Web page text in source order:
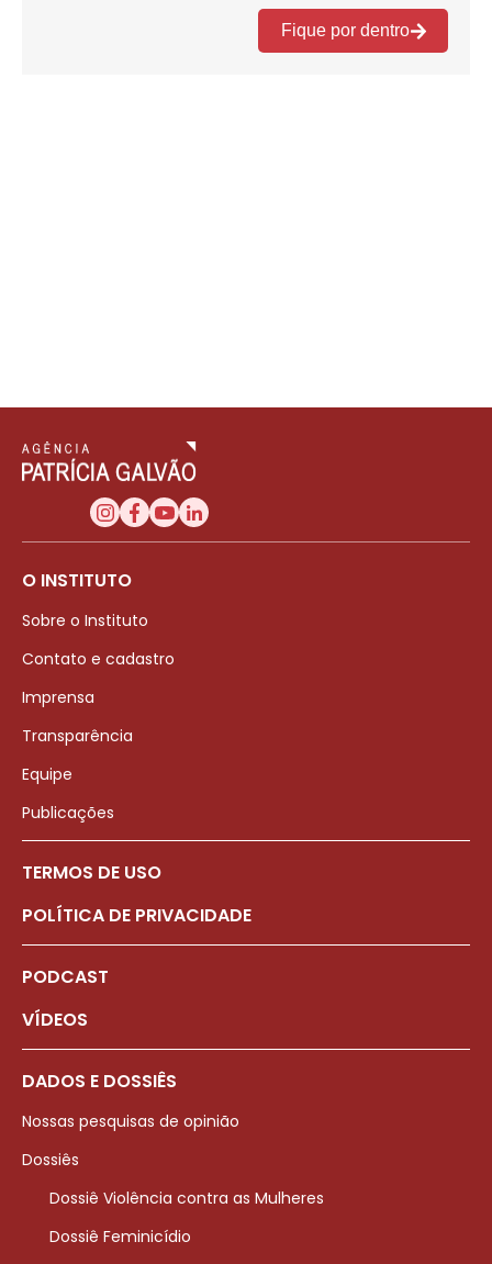
O INSTITUTO
Sobre o Instituto
Contato e cadastro
Imprensa
Transparência
Equipe
Publicações
TERMOS DE USO
POLÍTICA DE PRIVACIDADE
PODCAST
VÍDEOS
DADOS E DOSSIÊS
Nossas pesquisas de opinião
Dossiês
Dossiê Violência contra as Mulheres
Dossiê Feminicídio